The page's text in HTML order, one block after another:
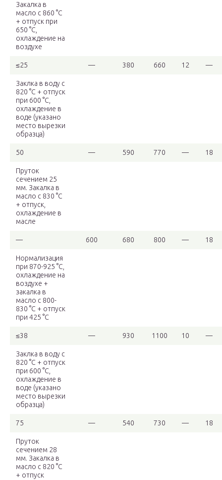
Закалка в
масло с 860 °С
+ отпуск при
650 °С,
охлаждение на
воздухе
≤25 — 380 660 12 —
Заклка в воду с
820 °С + отпуск
при 600 °С,
охлаждение в
воде (указано
место вырезки
образца)
50 — 590 770 — 18
Пруток
сечением 25
мм. Закалка в
масло с 830 °С
+ отпуск,
охлаждение в
масле
— 600 680 800 — 18
Нормализация
при 870-925 °С,
охлаждение на
воздухе +
закалка в
масло с 800-
830 °С + отпуск
при 425 °С
≤38 — 930 1100 10 —
Заклка в воду с
820 °С + отпуск
при 600 °С,
охлаждение в
воде (указано
место вырезки
образца)
75 — 540 730 — 18
Пруток
сечением 28
мм. Закалка в
масло с 820 °С
+ отпуск